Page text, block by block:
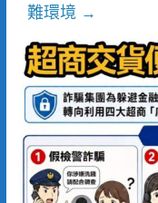
難環境 →